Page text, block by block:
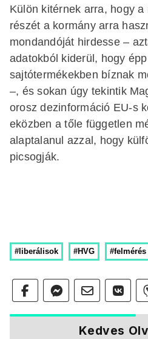
Külön kitérnek arra, hogy
részét a kormány arra
mondandóját hirdesse –
adatokból kiderül, hogy
sajtótermékekben bíznak
–, és sokan úgy tekintik
orosz dezinformáció EU-s
eközben a tőle független
alaptalanul azzal, hogy
picsogják.
#liberálisok #HVG #felmérés
Kedves